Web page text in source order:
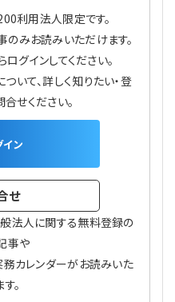
利用法人限定です。
みお読みいただけます。
グインしてください。
いて、詳しく知りたい・登
せください。
イン
せ
般法人に関する無料登録の
事や
カレンダーがお読みいた
。